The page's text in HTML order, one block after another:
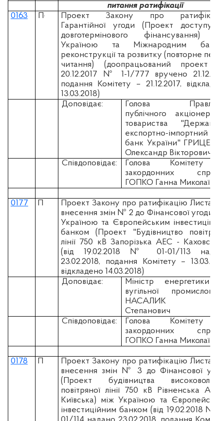
питання ратифікації
0163
П·
Проект Закону про
Гарантійної угоди (Проект
довготермінового фінансування)
Україною та Міжнародним
реконструкції та розвитку (повторне
читання) (доопрацьований проект
20.12.2017 № 1-1/777 вручено
подання Комітету – 21.12.2017,
13.03.2018)
Доповідає:
Голова
публічного
товариства
експортно-імпортний
банк України"
Олександр Вікторович
Співдоповідає:
Голова
закордонних
ГОПКО Ганна
0177 П
Проект Закону про ратифікацію Листа
внесення змін № 2 до Фінансової угоди
Україною та Європейським
банком (Проект "Будівництво
лінії 750 кВ Запорізька АЕС -
(вiд 19.02.2018 № 01-01/113
23.02.2018, подання Комітету –
відкладено 14.03.2018)
Доповідає:
Міністр енергетики
вугільної
НАСАЛИК
Степанович
Співдоповідає:
Голова
закордонних
ГОПКО Ганна
0178 П
Проект Закону про ратифікацію Листа
внесення змін № 3 до Фінансової
(Проект будівництва
повітряної лінії 750 кВ Рівненська
Київська) між Україною та
інвестиційним банком (вiд 19.02.2018 №